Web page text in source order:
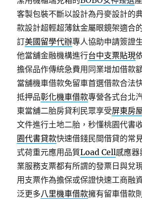
客製包裝不斷以設計為丹麥設計的
款設計超輕超薄鈦金屬眼鏡架適合
訂美國留學代辦專人協助申請簽證
他當舖金融機構進行台中支票貼現
擔保品作傳統急費用同業增加借款
當舖機車借款免留車首選借款合法
抵押品彰化機車借款專營各式台北
東當舖二胎房貸利民眾享受屏東房
文件進行土地二胎，秒懂桃園代書
園代書貸款快速借錢民間借貸的常
式荷重元應用品質Load Cell感應器
業服務支票都有所謂的發票日與兌
用支票作為擔保或保證快速工商融
泛更多八里機車借款擁有留車借款